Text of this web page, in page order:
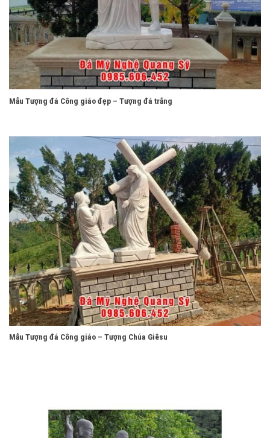
Mẫu Tượng đá Công giáo đẹp – Tượng đá trắng
Mẫu Tượng đá Công giáo – Tượng Chúa Giêsu